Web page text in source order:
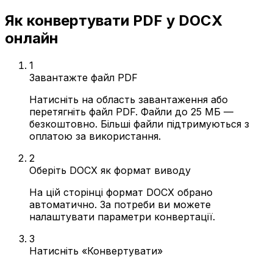
Як конвертувати PDF у DOCX
онлайн
1
Завантажте файл PDF
Натисніть на область завантаження або
перетягніть файл PDF. Файли до 25 МБ —
безкоштовно. Більші файли підтримуються з
оплатою за використання.
2
Оберіть DOCX як формат виводу
На цій сторінці формат DOCX обрано
автоматично. За потреби ви можете
налаштувати параметри конвертації.
3
Натисніть «Конвертувати»